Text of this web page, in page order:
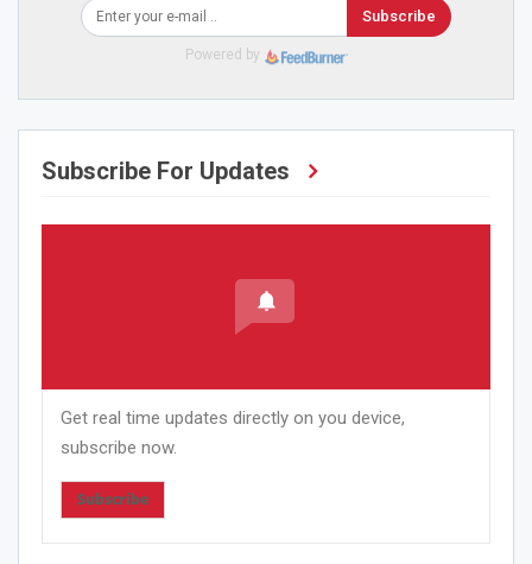
Subscribe
Powered by
Subscribe For Updates
Get real time updates directly on you device,
subscribe now.
Subscribe